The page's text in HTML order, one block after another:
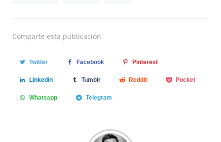
Comparte esta publicación
Twitter Facebook Pinterest
Linkedin Tumblr Reddit Pocket
Whatsapp Telegram